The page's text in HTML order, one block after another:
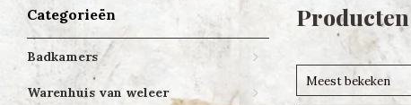
Categorieën
Badkamers
Warenhuis van weleer
Meest bekeken